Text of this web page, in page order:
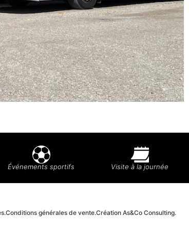
Événements sportifs Visite à la journée
Conditions générales de vente.Création As&Co Consulting.